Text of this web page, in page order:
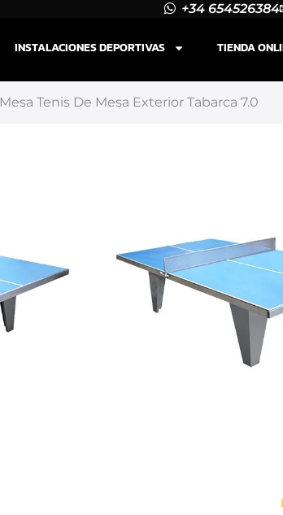
+34 654526384
INSTALACIONES DEPORTIVAS TIENDA
Mesa Tenis De Mesa Exterior Tabarca 7.0